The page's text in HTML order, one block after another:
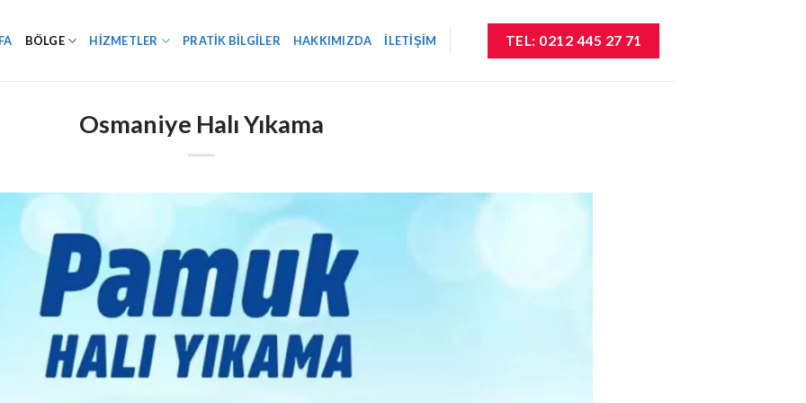
BÖLGE HIZMETLER PRATIK BILGILER HAKKIMIZDA İLETIŞIM TEL: 0212 445 27 71
Osmaniye Halı Yıkama